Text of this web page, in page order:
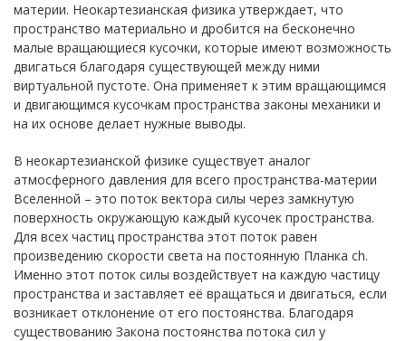
материи. Неокартезианская физика утверждает, что
пространство материально и дробится на бесконечно
малые вращающиеся кусочки, которые имеют возможность
двигаться благодаря существующей между ними
виртуальной пустоте. Она применяет к этим вращающимся
и двигающимся кусочкам пространства законы механики и
на их основе делает нужные выводы.
В неокартезианской физике существует аналог
атмосферного давления для всего пространства-материи
Вселенной – это поток вектора силы через замкнутую
поверхность окружающую каждый кусочек пространства.
Для всех частиц пространства этот поток равен
произведению скорости света на постоянную Планка ch.
Именно этот поток силы воздействует на каждую частицу
пространства и заставляет её вращаться и двигаться, если
возникает отклонение от его постоянства. Благодаря
существованию Закона постоянства потока сил у